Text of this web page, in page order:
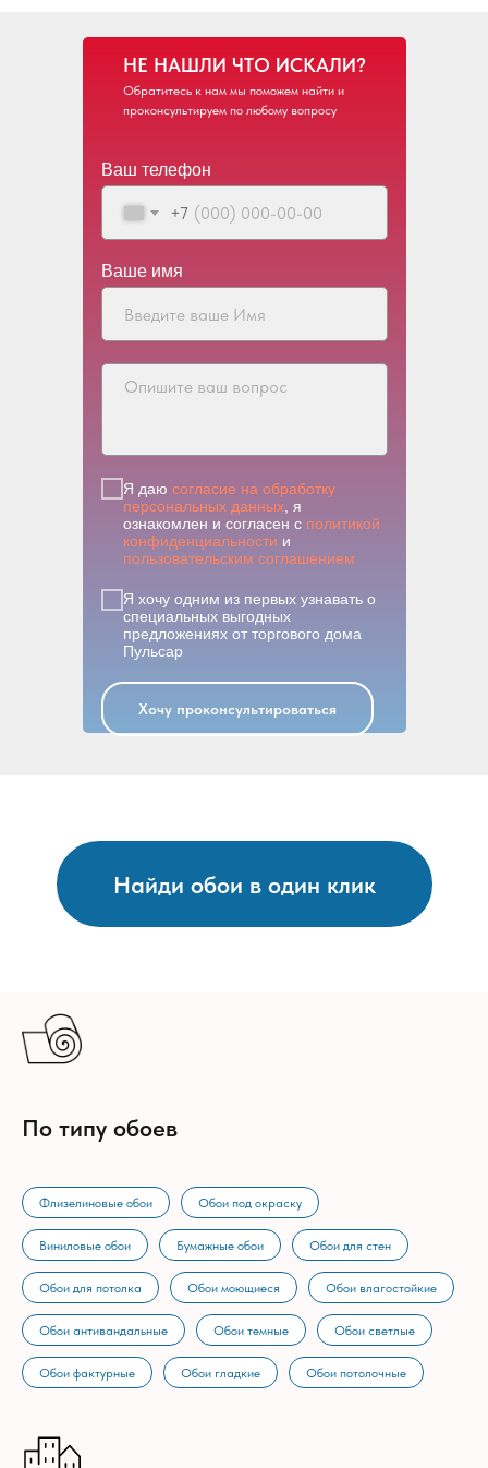
НЕ НАШЛИ ЧТО ИСКАЛИ?
Обратитесь к нам мы поможем найти и
проконсультируем по любому вопросу
Ваш телефон
+7
Ваше имя
Я даю согласие на обработку
персональных данных , я
ознакомлен и согласен с политикой
конфиденциальности и
пользовательским соглашением
Я хочу одним из первых узнавать о
специальных выгодных
предложениях от торгового дома
Пульсар
Хочу проконсультироваться
Найди обои в один клик
По типу обоев
Флизелиновые обои Обои под окраску
Виниловые обои Бумажные обои Обои для стен
Обои для потолка Обои моющиеся Обои влагостойкие
Обои антивандальные Обои темные Обои светлые
Обои фактурные Обои гладкие Обои потолочные